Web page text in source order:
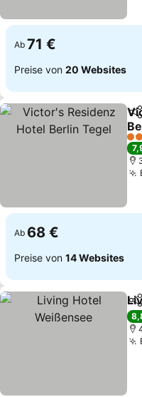
Ab 71 €
Preise von 20 Websites
3
Ab 68 €
Preise von 14 Websites